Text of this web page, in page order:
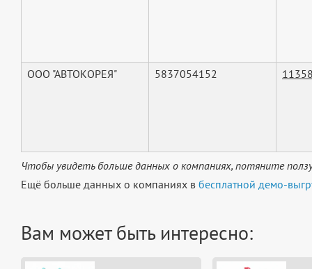
ООО "АВТОКОРЕЯ" 5837054152
Чтобы увидеть больше данных о компаниях, потяните
Ещё больше данных о компаниях в бесплатной демо-
Вам может быть интересно: